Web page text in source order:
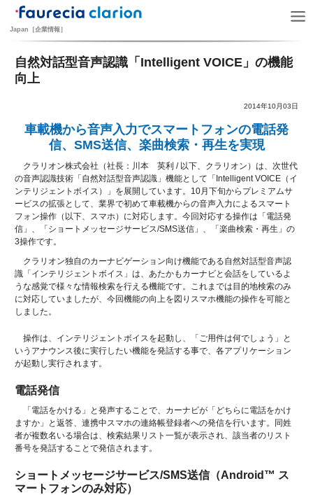
Japan［企業情報］
自然対話型音声認識「Intelligent VOICE」の機能
向上
2014年10月03日
車載機から音声入力でスマートフォンの電話発
信、SMS送信、楽曲検索・再生を実現
クラリオン株式会社（社長：川本 英利 / 以下、クラリオン）は、次世代
の音声認識技術「自然対話型音声認識」機能として「Intelligent VOICE（イ
ンテリジェントボイス）」を展開しています。10月下旬からプレミアムサ
ービスの拡張として、業界で初めて車載機からの音声入力によるスマート
フォン操作（以下、スマホ）に対応します。今回対応する操作は「電話発
信」、「ショートメッセージサービス/SMS送信」、「楽曲検索・再生」の
3操作です。
クラリオン独自のカーナビゲーション向け機能である自然対話型音声認
識「インテリジェントボイス」は、あたかもカーナビと会話をしているよ
うな感覚で様々な情報検索を行える機能です。これまでは目的地検索のみ
に対応していましたが、今回機能の向上を図りスマホ機能の操作を可能と
しました。
操作は、インテリジェントボイスを起動し、「ご用件は何でしょう」と
いうアナウンス後に実行したい機能を発話する事で、各アプリケーション
が起動し実行されます。
電話発信
「電話をかける」と発声することで、カーナビが「どちらに電話をかけ
ますか」と返答、連携中スマホの連絡帳登録者への発信を行います。同姓
者が複数名いる場合は、検索結果リスト一覧が表示され、該当者のリスト
番号を発話することで発信されます。
ショートメッセージサービス/SMS送信（Android™ ス
マートフォンのみ対応）